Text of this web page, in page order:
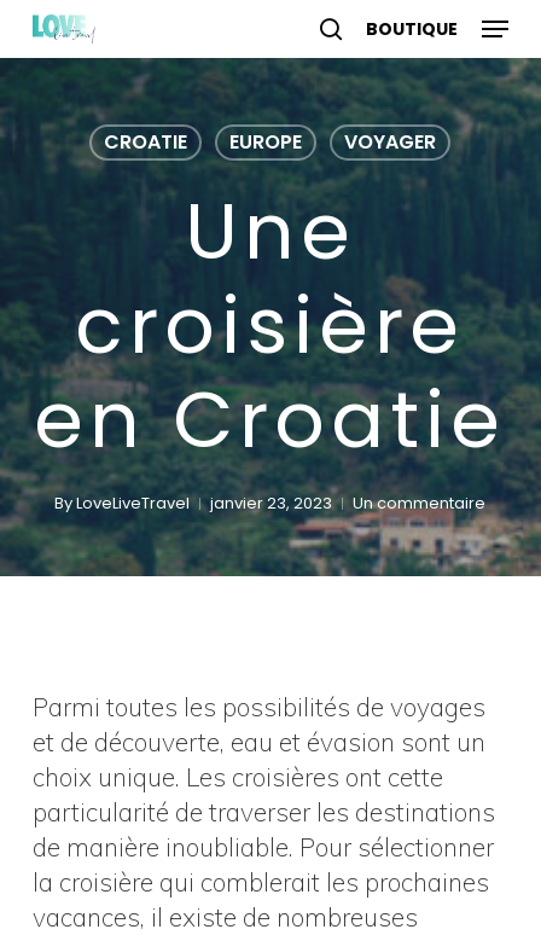
main
search account
Menu
CROATIE EUROPE VOYAGER
Une
croisière
en Croatie
ByLoveLiveTravel janvier 23, 2023 Un commentaire
Parmi toutes les possibilités de voyages
et de découverte, eau et évasion sont un
choix unique. Les croisières ont cette
particularité de traverser les destinations
de manière inoubliable. Pour sélectionner
la croisière qui comblerait les prochaines
vacances, il existe de nombreuses